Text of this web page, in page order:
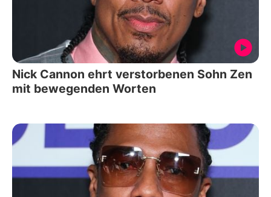
Nick Cannon ehrt verstorbenen Sohn Zen
mit bewegenden Worten